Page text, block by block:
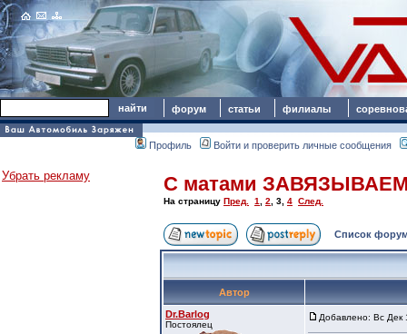
форум статьи филиалы
Профиль Войти и проверить личные сообщения
Убрать рекламу С матами
На страницу Пред. 1 2 3 4 След.
Список
Автор
Dr.Barlog
Постоялец
Добавлено: Вс Дек